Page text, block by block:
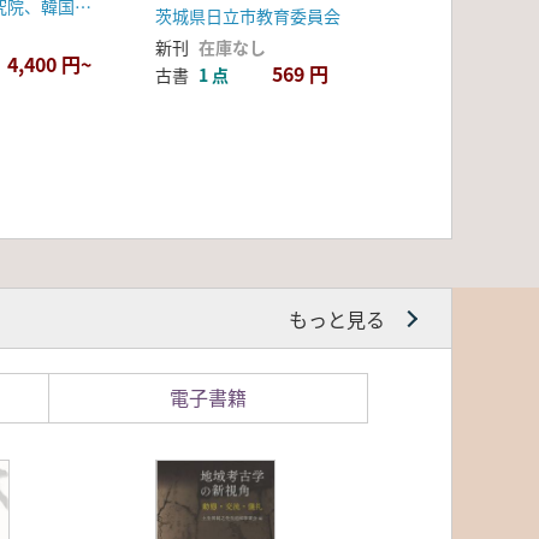
湖南文化財研究院、韓国水資源公社
4,400 円~
茨城県日立市教育委員会
新刊 在庫なし
古書 1 点 569 円
もっと見る
電子書籍